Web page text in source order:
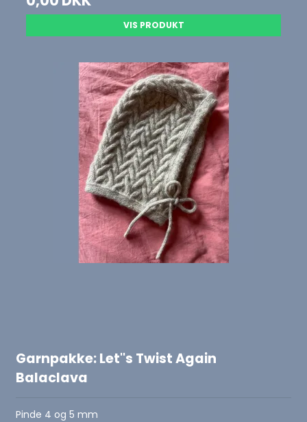
VIS PRODUKT
Garnpakke: Let''s Twist Again
Balaclava
Pinde 4 og 5 mm